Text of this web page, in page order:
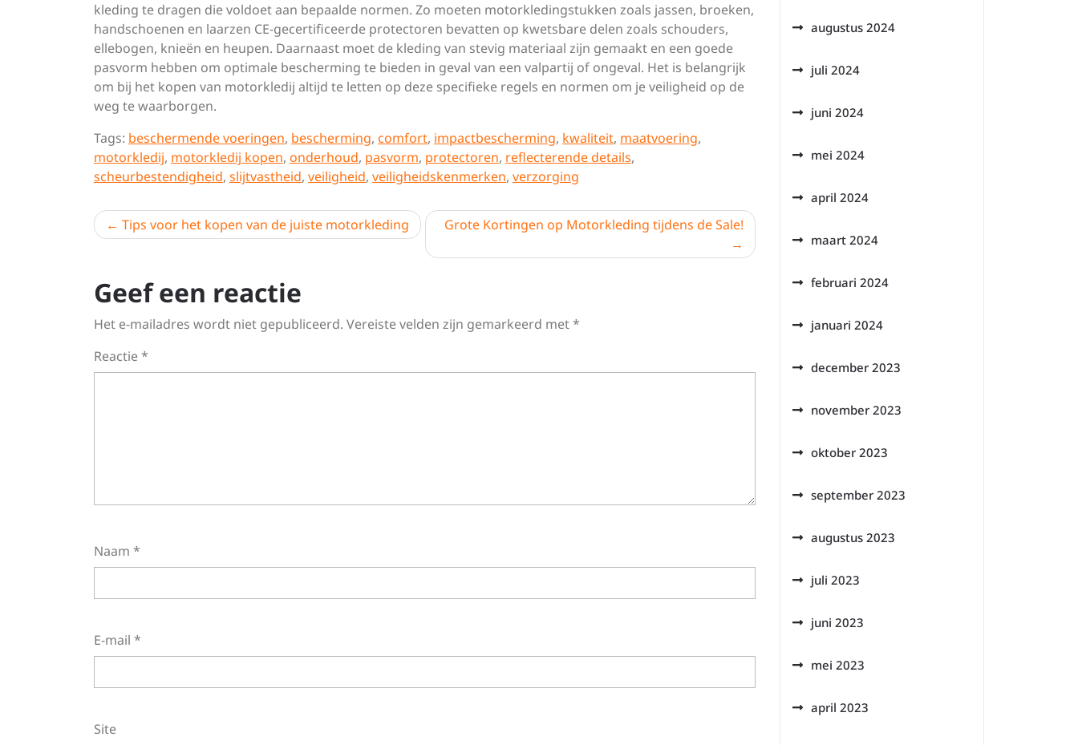
kleding te dragen die voldoet aan bepaalde normen. Zo moeten motorkledingstukken zoals jassen, broeken,
handschoenen en laarzen CE-gecertificeerde protectoren bevatten op kwetsbare delen zoals schouders,
ellebogen, knieën en heupen. Daarnaast moet de kleding van stevig materiaal zijn gemaakt en een goede
pasvorm hebben om optimale bescherming te bieden in geval van een valpartij of ongeval. Het is belangrijk
om bij het kopen van motorkledij altijd te letten op deze specifieke regels en normen om je veiligheid op de
weg te waarborgen.
Tags: beschermende voeringen, bescherming, comfort, impactbescherming, kwaliteit, maatvoering,
motorkledij, motorkledij kopen, onderhoud, pasvorm, protectoren, reflecterende details,
scheurbestendigheid, slijtvastheid, veiligheid, veiligheidskenmerken, verzorging
Berichtnavigatie
Tips voor het kopen van de juiste motorkleding Grote Kortingen op Motorkleding tijdens de Sale!
Geef een reactie
Het e-mailadres wordt niet gepubliceerd. Vereiste velden zijn gemarkeerd met*
Reactie*
Naam *
E-mail *
Site
augustus 2024
juli 2024
juni 2024
mei 2024
april 2024
maart 2024
februari 2024
januari 2024
december 2023
november 2023
oktober 2023
september 2023
augustus 2023
juli 2023
juni 2023
mei 2023
april 2023